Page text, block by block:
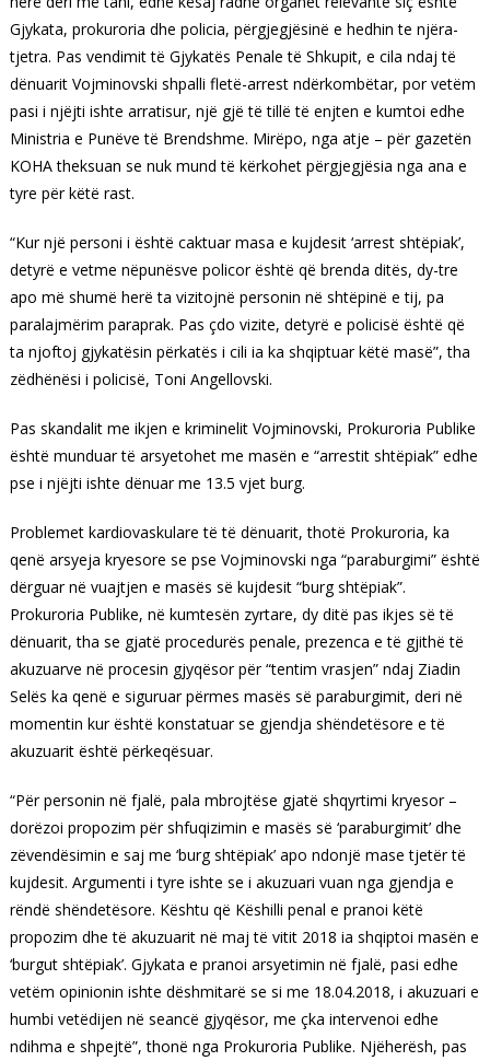
Gjykata, prokuroria dhe policia, përgjegjësinë e hedhin te njëra-
tjetra. Pas vendimit të Gjykatës Penale të Shkupit, e cila ndaj të
dënuarit Vojminovski shpalli fletë-arrest ndërkombëtar, por vetëm
pasi i njëjti ishte arratisur, një gjë të tillë të enjten e kumtoi edhe
Ministria e Punëve të Brendshme. Mirëpo, nga atje – për gazetën
KOHA theksuan se nuk mund të kërkohet përgjegjësia nga ana e
tyre për këtë rast.
“Kur një personi i është caktuar masa e kujdesit ‘arrest shtëpiak’,
detyrë e vetme nëpunësve policor është që brenda ditës, dy-tre
apo më shumë herë ta vizitojnë personin në shtëpinë e tij, pa
paralajmërim paraprak. Pas çdo vizite, detyrë e policisë është që
ta njoftoj gjykatësin përkatës i cili ia ka shqiptuar këtë masë”, tha
zëdhënësi i policisë, Toni Angellovski.
Pas skandalit me ikjen e kriminelit Vojminovski, Prokuroria Publike
është munduar të arsyetohet me masën e “arrestit shtëpiak” edhe
pse i njëjti ishte dënuar me 13.5 vjet burg.
Problemet kardiovaskulare të të dënuarit, thotë Prokuroria, ka
qenë arsyeja kryesore se pse Vojminovski nga “paraburgimi” është
dërguar në vuajtjen e masës së kujdesit “burg shtëpiak”.
Prokuroria Publike, në kumtesën zyrtare, dy ditë pas ikjes së të
dënuarit, tha se gjatë procedurës penale, prezenca e të gjithë të
akuzuarve në procesin gjyqësor për “tentim vrasjen” ndaj Ziadin
Selës ka qenë e siguruar përmes masës së paraburgimit, deri në
momentin kur është konstatuar se gjendja shëndetësore e të
akuzuarit është përkeqësuar.
“Për personin në fjalë, pala mbrojtëse gjatë shqyrtimi kryesor –
dorëzoi propozim për shfuqizimin e masës së ‘paraburgimit’ dhe
zëvendësimin e saj me ‘burg shtëpiak’ apo ndonjë mase tjetër të
kujdesit. Argumenti i tyre ishte se i akuzuari vuan nga gjendja e
rëndë shëndetësore. Kështu që Këshilli penal e pranoi këtë
propozim dhe të akuzuarit në maj të vitit 2018 ia shqiptoi masën e
‘burgut shtëpiak’. Gjykata e pranoi arsyetimin në fjalë, pasi edhe
vetëm opinionin ishte dëshmitarë se si me 18.04.2018, i akuzuari e
humbi vetëdijen në seancë gjyqësor, me çka intervenoi edhe
ndihma e shpejtë”, thonë nga Prokuroria Publike. Njëherësh, pas